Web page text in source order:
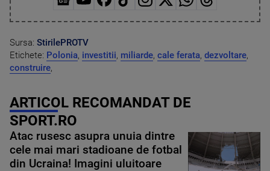
Sursa: StirilePROTV
Etichete: Polonia, investitii, miliarde, cale ferata, dezvoltare,
construire,
ARTICOL RECOMANDAT DE
SPORT.RO
Atac rusesc asupra unuia dintre
cele mai mari stadioane de fotbal
din Ucraina! Imagini uluitoare